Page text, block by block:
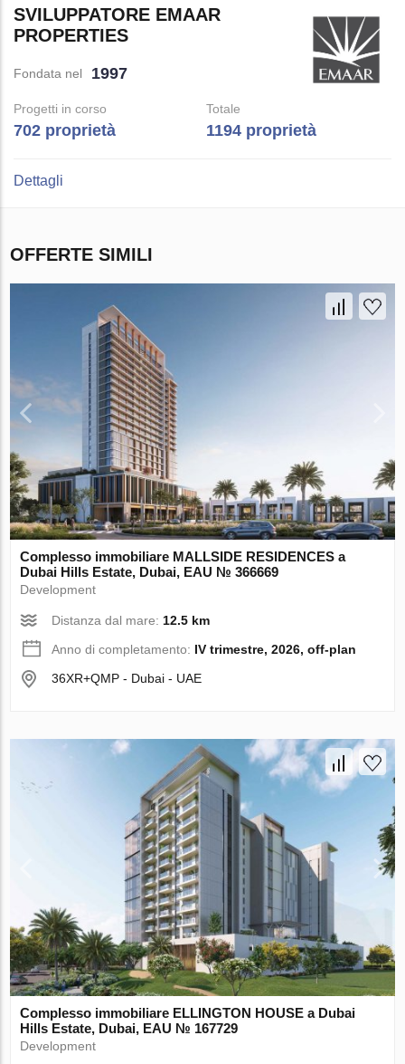
SVILUPPATORE EMAAR
PROPERTIES
Fondata nel 1997
Progetti in corso
702 proprietà
Totale
1194 proprietà
Dettagli
OFFERTE SIMILI
Complesso immobiliare MALLSIDE RESIDENCES a
Dubai Hills Estate, Dubai, EAU № 366669
Development
Distanza dal mare:12.5 km
Anno di completamento: IV trimestre, 2026, off-plan
36XR+QMP - Dubai - UAE
Complesso immobiliare ELLINGTON HOUSE a Dubai
Hills Estate, Dubai, EAU № 167729
Development